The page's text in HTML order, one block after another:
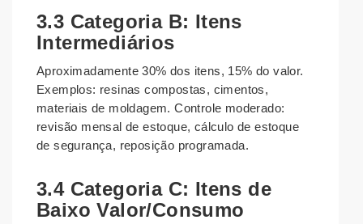
3.3 Categoria B: Itens
Intermediários
Aproximadamente 30% dos itens, 15% do valor.
Exemplos: resinas compostas, cimentos,
materiais de moldagem. Controle moderado:
revisão mensal de estoque, cálculo de estoque
de segurança, reposição programada.
3.4 Categoria C: Itens de
Baixo Valor/Consumo